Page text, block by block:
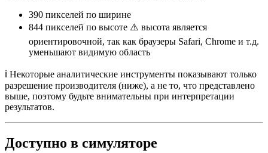
390 пикселей по ширине
844 пикселей по высоте ⚠️ высота является
ориентировочной, так как браузеры Safari, Chrome и т.д.
уменьшают видимую область
ℹ️ Некоторые аналитические инструменты показывают только
разрешение производителя (ниже), а не то, что представлено
выше, поэтому будьте внимательны при интерпретации
результатов.
Доступно в симуляторе